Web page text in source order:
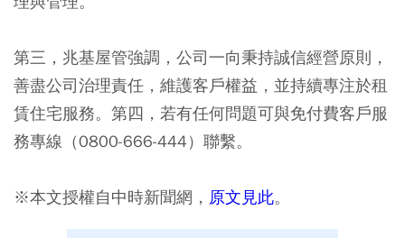
第三，兆基屋管強調，公司一向秉持誠信經營原則，
善盡公司治理責任，維護客戶權益，並持續專注於租
賃住宅服務。第四，若有任何問題可與免付費客戶服
務專線（0800-666-444）聯繫。
※本文授權自中時新聞網， 原文見此。